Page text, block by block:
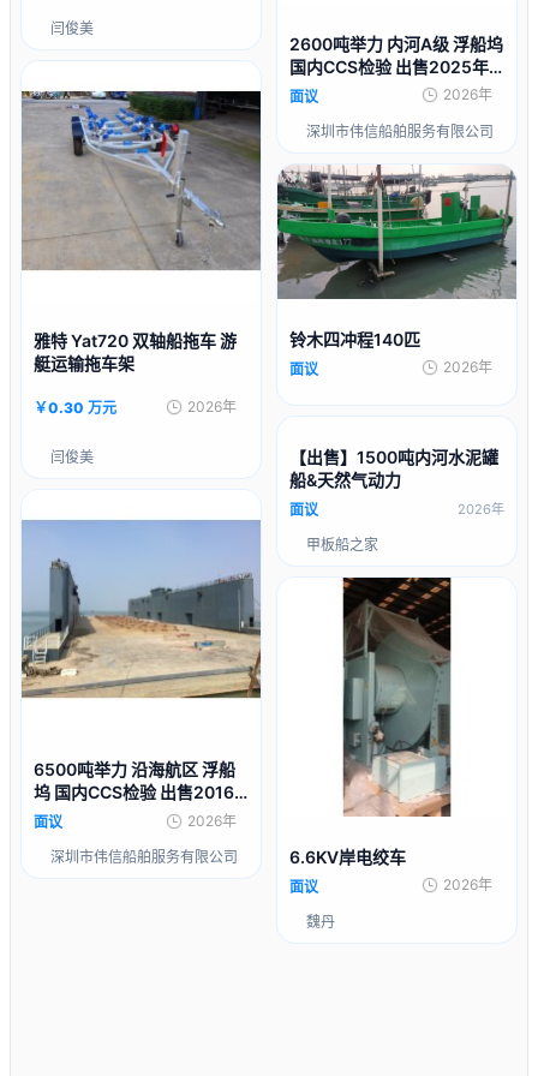
闫俊美
雅特 Yat720 双轴船拖车 游
艇运输拖车架
￥0.30 万元 2026年
闫俊美
6500吨举力 沿海航区 浮船
坞 国内CCS检验 出售2016
年造
面议 2026年
深圳市伟信船舶服务有限公司
2600吨举力 内河A级 浮船坞
国内CCS检验 出售2025年
造
面议 2026年
深圳市伟信船舶服务有限公司
铃木四冲程140匹
面议 2026年
【出售】1500吨内河水泥罐
船&天然气动力
面议 2026年
甲板船之家
6.6KV岸电绞车
面议 2026年
魏丹